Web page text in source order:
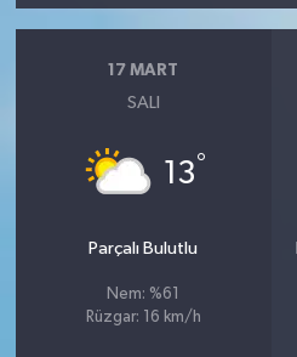
17 MART
SALI
13°
Parçalı Bulutlu
Nem: %61
Rüzgar: 16 km/h